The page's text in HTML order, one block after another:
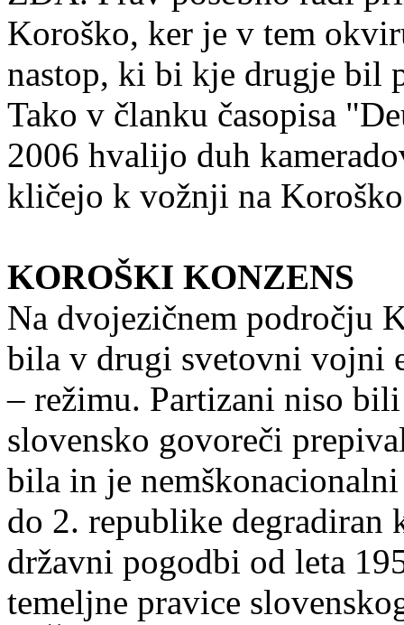
Koroško, ker je v tem
nastop, ki bi kje drugje bil
Tako v članku časopisa
2006 hvalijo duh
kličejo k vožnji na
KOROŠKI KONZENS
Na dvojezičnem področju
bila v drugi svetovni vojni
– režimu. Partizani niso
slovensko govoreči
bila in je
do 2. republike degradiran
državni pogodbi od leta
temeljne pravice